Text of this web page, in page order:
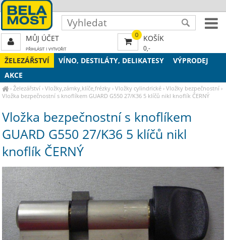
ŽELEZÁŘSTVÍ VÍNO, DESTILÁTY, DELIKATESY
VÝPRODEJ
AKCE
›Železářství ›Vložky,zámky,klíče,frézky ›Vložky cylindrické ›Vložky bezpečnostní ›
Vložka bezpečnostní s knoflíkem GUARD G550 27/K36 5 klíčů nikl knoflík ČERNÝ
Vložka bezpečnostní s knoflíkem
GUARD G550 27/K36 5 klíčů nikl
knoflík ČERNÝ
0 KOŠÍK
0,-
MŮJ ÚČET
PŘIHLÁSIT| VYTVOŘIT